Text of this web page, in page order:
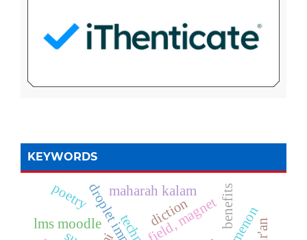
KEYWORDS
droplet impactfield, magnetbenefits
maharah kalam
lms moodle
poetry diction